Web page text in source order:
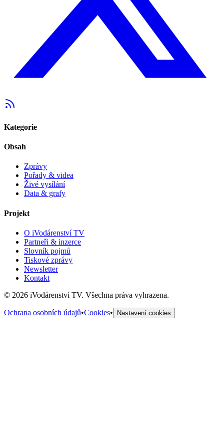
Kategorie
Obsah
Zprávy
Pořady & videa
Živé vysílání
Data & grafy
Projekt
O iVodárenství TV
Partneři & inzerce
Slovník pojmů
Tiskové zprávy
Newsletter
Kontakt
© 2026 iVodárenství TV. Všechna práva vyhrazena.
Ochrana osobních údajů•Cookies• Nastavení cookies